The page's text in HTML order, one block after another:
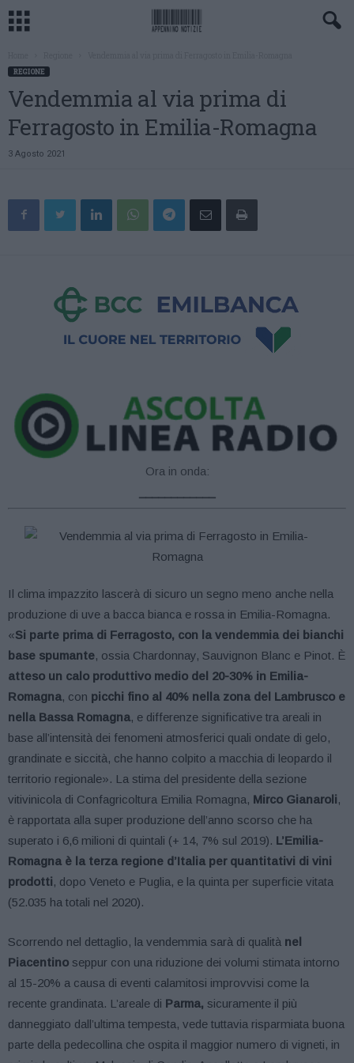
REGIONE
Vendemmia al via prima di
Ferragosto in Emilia-Romagna
3 Agosto 2021
Ora in onda:
Il clima impazzito lascerà di sicuro un segno meno anche nella
produzione di uve a bacca bianca e rossa in Emilia-Romagna.
«Si parte prima di Ferragosto, con la vendemmia dei bianchi
base spumante, ossia Chardonnay, Sauvignon Blanc e Pinot. È
atteso un calo produttivo medio del 20-30% in Emilia-
Romagna, con picchi fino al 40% nella zona del Lambrusco e
nella Bassa Romagna, e differenze significative tra areali in
base all’intensità dei fenomeni atmosferici quali ondate di gelo,
grandinate e siccità, che hanno colpito a macchia di leopardo il
territorio regionale». La stima del presidente della sezione
vitivinicola di Confagricoltura Emilia Romagna, Mirco Gianaroli,
è rapportata alla super produzione dell’anno scorso che ha
superato i 6,6 milioni di quintali (+ 14, 7% sul 2019). L’Emilia-
Romagna è la terza regione d’Italia per quantitativi di vini
prodotti, dopo Veneto e Puglia, e la quinta per superficie vitata
(52.035 ha totali nel 2020).
Scorrendo nel dettaglio, la vendemmia sarà di qualità nel
Piacentino seppur con una riduzione dei volumi stimata intorno
al 15-20% a causa di eventi calamitosi improvvisi come la
recente grandinata. L’areale di Parma, sicuramente il più
danneggiato dall’ultima tempesta, vede tuttavia risparmiata buona
parte della pedecollina che ospita il maggior numero di vigneti, in